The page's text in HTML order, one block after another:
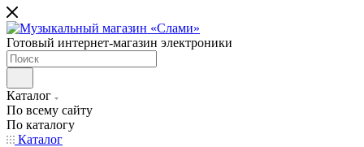
Готовый интернет-магазин электроники
Каталог
По всему сайту
По каталогу
Каталог